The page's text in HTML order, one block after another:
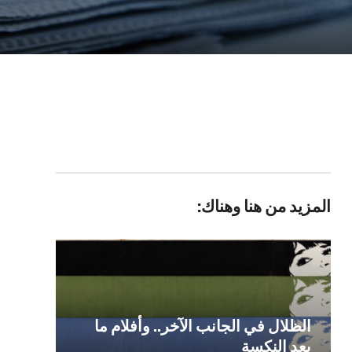
المزيد من هنا وهناك:
الظلال في الجانب الآخر.. وأفلام ما
بعد النكسة